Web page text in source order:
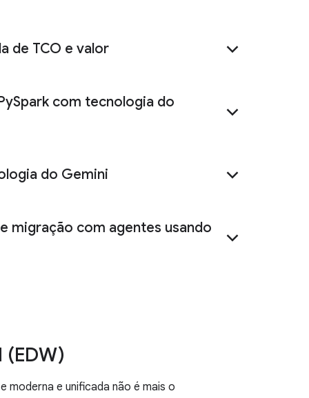
de TCO e valor
com tecnologia do
do Gemini
migração com agentes usando
moderna e unificada não é mais o